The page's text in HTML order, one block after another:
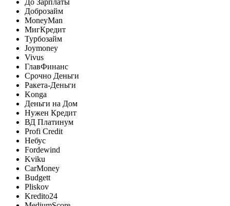
Доброзайм
MoneyMan
МигКредит
Турбозайм
Joymoney
Vivus
ГлавФинанс
Срочно Деньги
Ракета-Деньги
Konga
Деньги на Дом
Нужен Кредит
ВД Платинум
Profi Credit
Небус
Fordewind
Kviku
CarMoney
Budgett
Pliskov
Kredito24